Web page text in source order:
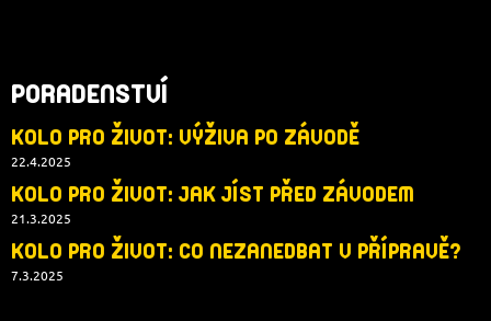
PORADENSTVÍ
KOLO PRO ŽIVOT: VÝŽIVA PO ZÁVODĚ
22.4.2025
KOLO PRO ŽIVOT: JAK JÍST PŘED ZÁVODEM
21.3.2025
KOLO PRO ŽIVOT: CO NEZANEDBAT V PŘÍPRAVĚ?
7.3.2025